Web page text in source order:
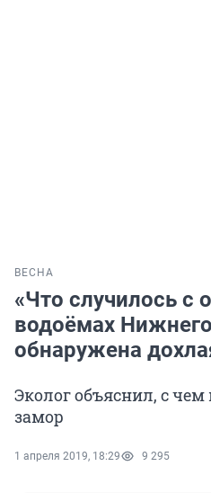
ВЕСНА
«Что случилось с
водоёмах
обнаружена
Эколог объяснил, с
замор
1 апреля 2019, 18:29 9 295